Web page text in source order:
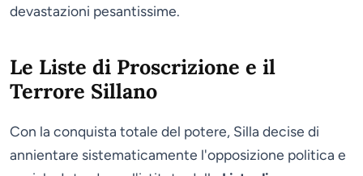
devastazioni pesantissime.
Le Liste di Proscrizione e il
Terrore Sillano
Con la conquista totale del potere, Silla decise di
annientare sistematicamente l'opposizione politica e